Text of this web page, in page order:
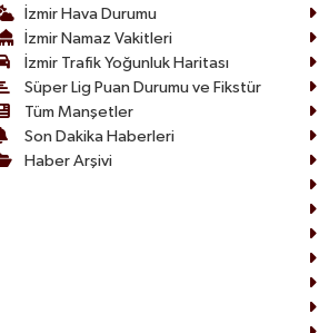
İzmir Hava Durumu
İzmir Namaz Vakitleri
İzmir Trafik Yoğunluk Haritası
Süper Lig Puan Durumu ve Fikstür
Tüm Manşetler
Son Dakika Haberleri
Haber Arşivi